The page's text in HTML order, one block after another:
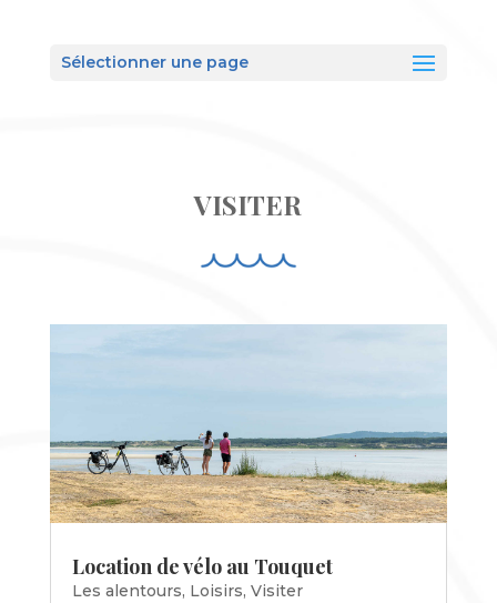
Sélectionner une page
VISITER
Location de vélo au Touquet
Les alentours, Loisirs, Visiter